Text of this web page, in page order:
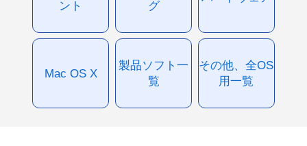
ント
グ
Mac OS X
製品ソフト一
覧
その他、全OS
用一覧